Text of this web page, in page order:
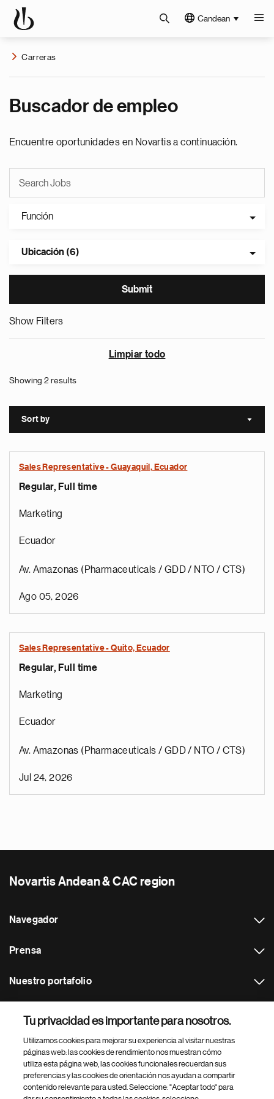
Candean
Carreras
Buscador de empleo
Encuentre oportunidades en Novartis a continuación.
Función
Ubicación (6)
Show Filters
Limpiar todo
Showing 2 results
Sort by Sort
Sales Representative - Guayaquil, Ecuador
Regular, Full time
Marketing
Ecuador
Av. Amazonas (Pharmaceuticals / GDD / NTO / CTS)
Ago 05, 2026
Sales Representative - Quito, Ecuador
Regular, Full time
Marketing
Ecuador
Av. Amazonas (Pharmaceuticals / GDD / NTO / CTS)
Jul 24, 2026
Novartis Andean & CAC region
Navegador
Prensa
Nuestro portafolio
Footer Site Search
Tu privacidad es importante para nosotros.
Utilizamos cookies para mejorar su experiencia al visitar nuestras
páginas web: las cookies de rendimiento nos muestran cómo
utiliza esta página web, las cookies funcionales recuerdan sus
preferencias y las cookies de orientación nos ayudan a compartir
contenido relevante para usted. Seleccione: "Aceptar todo" para